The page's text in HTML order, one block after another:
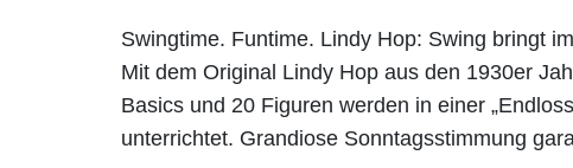
Swingtime. Funtime. Lindy Hop: Swing bringt
Mit dem Original Lindy Hop aus den 1930er
Basics und 20 Figuren werden in einer
unterrichtet. Grandiose Sonntagsstimmung